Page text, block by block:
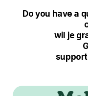
Do you have a
wil je